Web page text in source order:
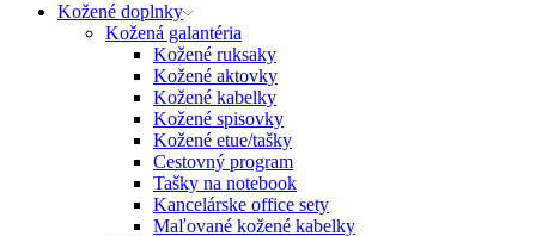
Kožené doplnky
Kožená galantéria
Kožené ruksaky
Kožené aktovky
Kožené kabelky
Kožené spisovky
Kožené etue/tašky
Cestovný program
Tašky na notebook
Kancelárske office sety
Maľované kožené kabelky